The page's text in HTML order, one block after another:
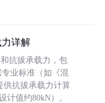
详解
抗拔承载力，包
业标准（如《混
供抗拔承载力计算
计值约80kN）。